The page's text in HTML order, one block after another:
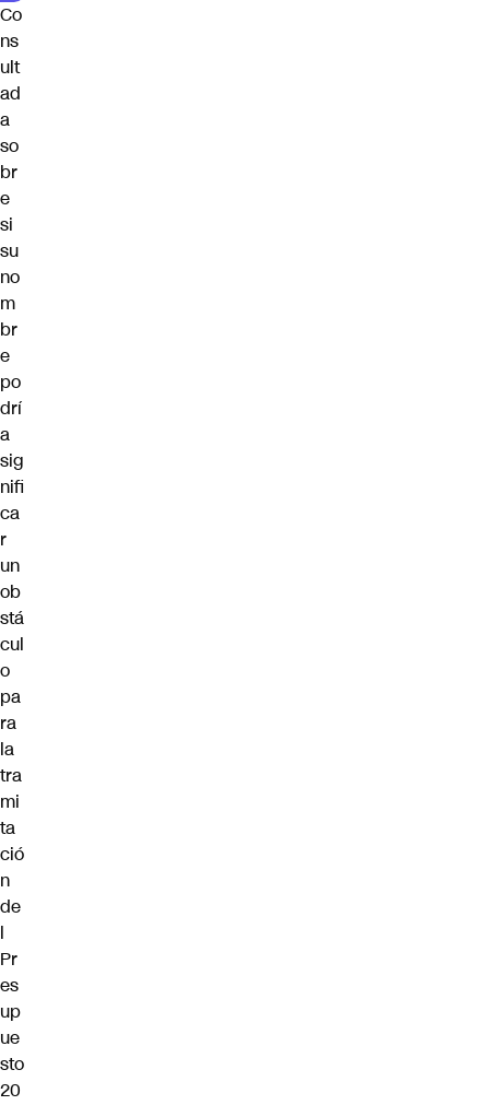
Co
ns
ult
ad
a
so
br
e
si
su
no
m
br
e
po
drí
a
sig
nifi
ca
r
un
ob
stá
cul
o
pa
ra
la
tra
mi
ta
ció
n
de
l
Pr
es
up
ue
sto
20